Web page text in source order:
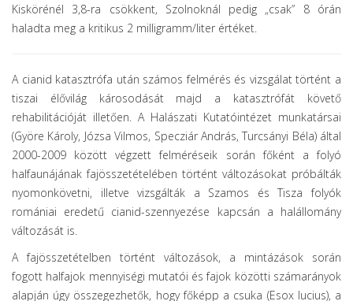
Kiskörénél 3,8-ra csökkent, Szolnoknál pedig „csak” 8 órán
haladta meg a kritikus 2 milligramm/liter értéket.
A cianid katasztrófa után számos felmérés és vizsgálat történt a
tiszai élővilág károsodását majd a katasztrófát követő
rehabilitációját illetően. A Halászati Kutatóintézet munkatársai
(Györe Károly, Józsa Vilmos, Specziár András, Turcsányi Béla) által
2000-2009 között végzett felméréseik során főként a folyó
halfaunájának fajösszetételében történt változásokat próbálták
nyomonkövetni, illetve vizsgálták a Szamos és Tisza folyók
romániai eredetű cianid-szennyezése kapcsán a halállomány
változását is.
A fajösszetételben történt változások, a mintázások során
fogott halfajok mennyiségi mutatói és fajok közötti számarányok
alapján úgy összegezhetők, hogy főképp a csuka (Esox lucius), a